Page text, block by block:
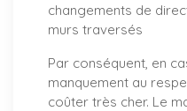
changements de
murs traversés
Par conséquent, en
manquement au
coûter très cher. Le